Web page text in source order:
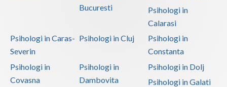
Bucuresti
Psihologi in
Calarasi
Psihologi in Caras-
Severin
Psihologi in Cluj
Psihologi in
Constanta
Psihologi in
Covasna
Psihologi in
Dambovita
Psihologi in Dolj
Psihologi in Galati